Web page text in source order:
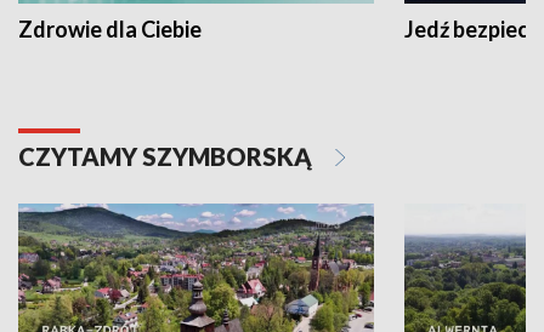
Zdrowie dla Ciebie Jedź
CZYTAMY SZYMBORSKĄ